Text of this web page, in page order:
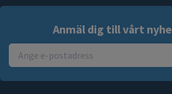
Anmäl dig till vårt